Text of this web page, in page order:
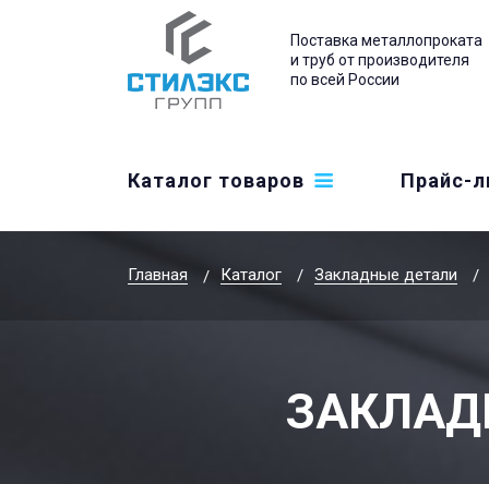
Поставка металлопроката
и труб от производителя
по всей России
Каталог товаров Прайс-
Главная Каталог Закладные детали